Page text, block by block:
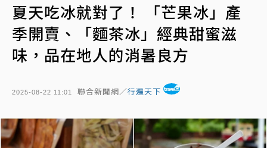
夏天吃冰就對了！ 「芒果冰」產
季開賣、「麵茶冰」經典甜蜜滋
味，品在地人的消暑良方
2025-08-22 11:01 聯合新聞網／行遍天下